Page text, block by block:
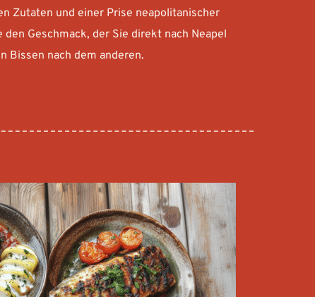
Zutaten und einer Prise neapolitanischer
Geschmack, der Sie direkt nach Neapel
Bissen nach dem anderen.